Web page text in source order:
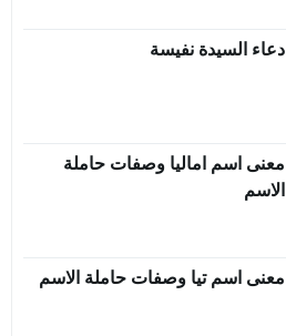
دعاء السيدة نفيسة
معنى اسم اماليا وصفات حاملة
الاسم
معنى اسم تيا وصفات حاملة الاسم